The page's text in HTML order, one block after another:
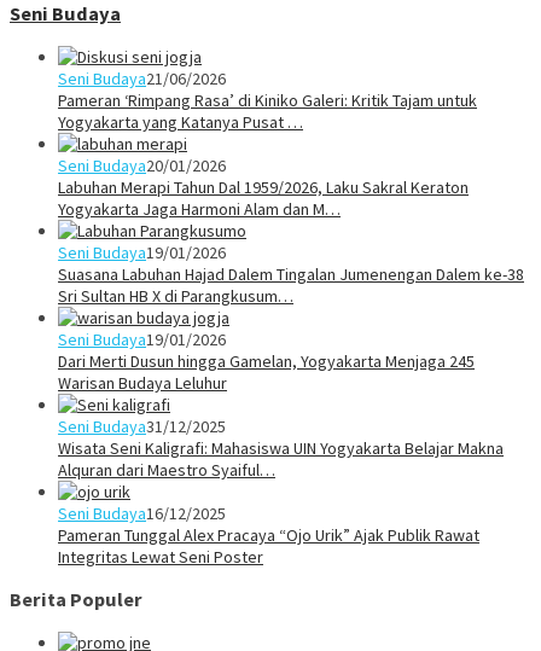
Seni Budaya
Seni Budaya21/06/2026
Pameran ‘Rimpang Rasa’ di Kiniko Galeri: Kritik Tajam untuk
Yogyakarta yang Katanya Pusat …
Seni Budaya20/01/2026
Labuhan Merapi Tahun Dal 1959/2026, Laku Sakral Keraton
Yogyakarta Jaga Harmoni Alam dan M…
Seni Budaya19/01/2026
Suasana Labuhan Hajad Dalem Tingalan Jumenengan Dalem ke-38
Sri Sultan HB X di Parangkusum…
Seni Budaya19/01/2026
Dari Merti Dusun hingga Gamelan, Yogyakarta Menjaga 245
Warisan Budaya Leluhur
Seni Budaya31/12/2025
Wisata Seni Kaligrafi: Mahasiswa UIN Yogyakarta Belajar Makna
Alquran dari Maestro Syaiful…
Seni Budaya16/12/2025
Pameran Tunggal Alex Pracaya “Ojo Urik” Ajak Publik Rawat
Integritas Lewat Seni Poster
Berita Populer